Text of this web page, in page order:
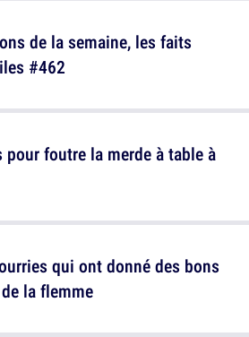
de la semaine, les faits
#462
qui ont donné des bons
la flemme
pour foutre la merde à table à